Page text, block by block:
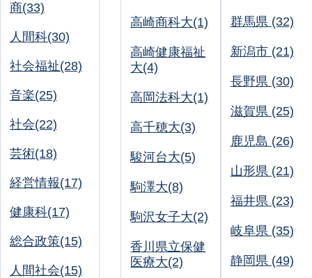
商(33)
人間科(30)
社会福祉(28)
音楽(25)
社会(22)
芸術(18)
経営情報(17)
健康科(17)
総合政策(15)
人間社会(15)
高崎商科大(1)
高崎健康福祉
大(4)
高岡法科大(1)
高千穂大(3)
駿河台大(5)
駒澤大(8)
駒沢女子大(2)
香川県立保健
医療大(2)
群馬県 (32)
新潟市 (21)
長野県 (30)
滋賀県 (25)
鹿児島 (26)
山形県 (21)
福井県 (23)
岐阜県 (35)
静岡県 (49)